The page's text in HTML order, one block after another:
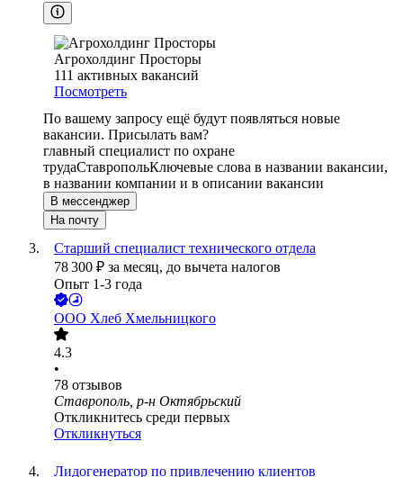
Агрохолдинг Просторы
111 активных вакансий
Посмотреть
По вашему запросу ещё будут появляться новые
вакансии. Присылать вам?
главный специалист по охране
трудаСтавропольКлючевые слова в названии вакансии,
в названии компании и в описании вакансии
В мессенджер
На почту
Старший специалист технического отдела
78 300 ₽ за месяц, до вычета налогов
Опыт 1-3 года
ООО Хлеб Хмельницкого
4.3
•
78 отзывов
Ставрополь, р-н Октябрьский
Откликнитесь среди первых
Откликнуться
Лидогенератор по привлечению клиентов